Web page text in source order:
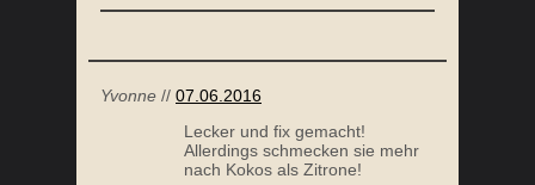
Yvonne // 07.06.2016
Lecker und fix gemacht!
Allerdings schmecken sie mehr
nach Kokos als Zitrone!